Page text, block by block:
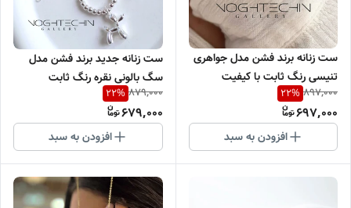
ست زنانه برند فشن مدل جواهری
تنیسی رنگ ثابت با کیفیت
897,000
22%
697,000
افزودن به سبد
ست زنانه جدید برند فشن مدل
سگ بالونی نقره رنگ ثابت
باکیفیت
879,000
22%
679,000
افزودن به سبد